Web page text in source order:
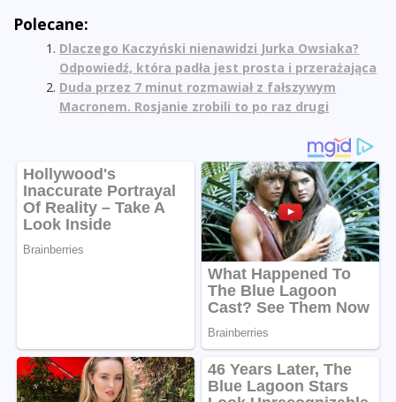
Polecane:
Dlaczego Kaczyński nienawidzi Jurka Owsiaka?
Odpowiedź, która padła jest prosta i przerażająca
Duda przez 7 minut rozmawiał z fałszywym
Macronem. Rosjanie zrobili to po raz drugi